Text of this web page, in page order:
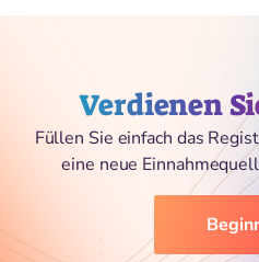
Verdienen
Füllen Sie einfach das
eine neue